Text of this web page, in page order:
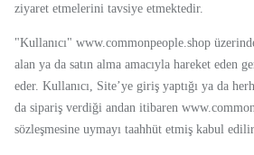
ziyaret etmelerini tavsiye etmektedir.
"Kullanıcı" www.commonpeople.shop
alan ya da satın alma amacıyla hareket eden
eder. Kullanıcı, Site’ye giriş yaptığı ya da
da sipariş verdiği andan itibaren
sözleşmesine uymayı taahhüt etmiş kabul edilir.